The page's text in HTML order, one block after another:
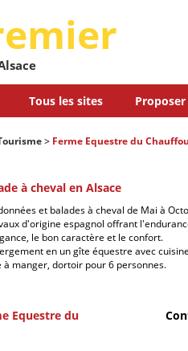
Tous les sites
> Ferme Equestre du
à cheval en Alsace
et balades à cheval de Mai à
d'origine espagnol offrant
le bon caractère et le confort.
en un gîte équestre avec
à manger, dortoir pour 6 personnes.
Equestre du